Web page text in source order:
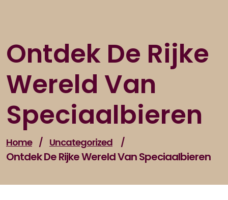
Ontdek De Rijke
Wereld Van
Speciaalbieren
Home / Uncategorized /
Ontdek De Rijke Wereld Van Speciaalbieren